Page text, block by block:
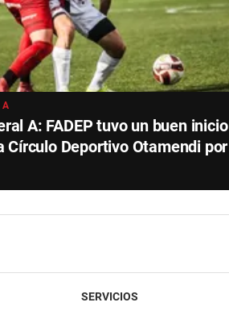
A
A: FADEP tuvo un buen inicio
Círculo Deportivo Otamendi por
SERVICIOS